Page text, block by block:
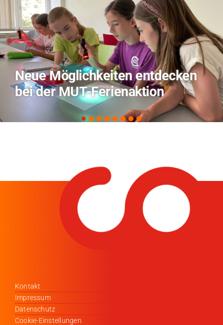
TVO berichtet über Forschung
zu KI in der Landwirtschaft
Kontakt
Impressum
Datenschutz
Cookie-Einstellungen